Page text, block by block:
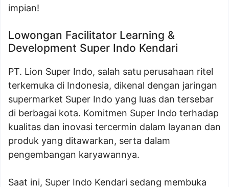
impian!
Lowongan Facilitator Learning &
Development Super Indo Kendari
PT. Lion Super Indo, salah satu perusahaan ritel
terkemuka di Indonesia, dikenal dengan jaringan
supermarket Super Indo yang luas dan tersebar
di berbagai kota. Komitmen Super Indo terhadap
kualitas dan inovasi tercermin dalam layanan dan
produk yang ditawarkan, serta dalam
pengembangan karyawannya.
Saat ini, Super Indo Kendari sedang membuka